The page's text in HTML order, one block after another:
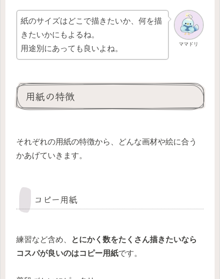
ママドリ
紙のサイズはどこで描きたいか、何を描
きたいかにもよるね。
用途別にあっても良いよね。
用紙の特徴
それぞれの用紙の特徴から、どんな画材や絵に合う
かあげていきます。
コピー用紙
練習など含め、
とにかく数をたくさん描きたいなら
コスパが良いのはコピー用紙です。